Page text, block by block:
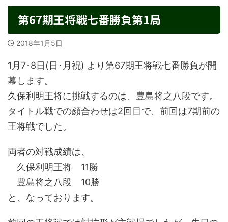
第67期王将戦七番勝負第1局
2018年1月5日
1月7･8日(日･月祝) より第67期王将戦七番勝負が開
幕します。
久保利明王将に挑戦するのは、豊島将之八段です。
タイトル戦での顔合わせは2回目で、前回は7期前の
王将戦でした。
両者の対戦成績は、
久保利明王将 11勝
豊島将之八段 10勝
と、なっております。